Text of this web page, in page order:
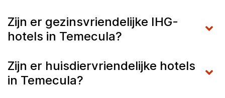
Zijn er gezinsvriendelijke IHG-
hotels in Temecula?
Zijn er huisdiervriendelijke hotels
in Temecula?